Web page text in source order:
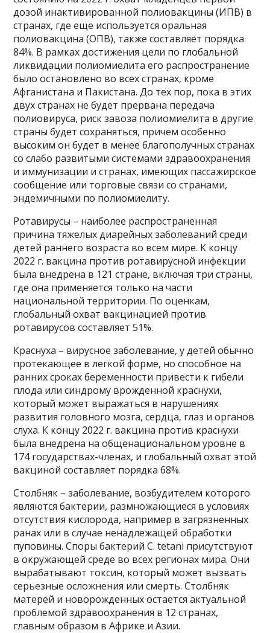
дозой инактивированной полиовакцины (ИПВ) в
странах, где еще используется оральная
полиовакцина (ОПВ), также составляет порядка
84%. В рамках достижения цели по глобальной
ликвидации полиомиелита его распространение
было остановлено во всех странах, кроме
Афганистана и Пакистана. До тех пор, пока в этих
двух странах не будет прервана передача
полиовируса, риск завоза полиомиелита в другие
страны будет сохраняться, причем особенно
высоким он будет в менее благополучных странах
со слабо развитыми системами здравоохранения
и иммунизации и странах, имеющих пассажирское
сообщение или торговые связи со странами,
эндемичными по полиомиелиту.
Ротавирусы – наиболее распространенная
причина тяжелых диарейных заболеваний среди
детей раннего возраста во всем мире. К концу
2022 г. вакцина против ротавирусной инфекции
была внедрена в 121 стране, включая три страны,
где она применяется только на части
национальной территории. По оценкам,
глобальный охват вакцинацией против
ротавирусов составляет 51%.
Краснуха – вирусное заболевание, у детей обычно
протекающее в легкой форме, но способное на
ранних сроках беременности привести к гибели
плода или синдрому врожденной краснухи,
который может выражаться в нарушениях
развития головного мозга, сердца, глаз и органов
слуха. К концу 2022 г. вакцина против краснухи
была внедрена на общенациональном уровне в
174 государствах-членах, и глобальный охват этой
вакциной составляет порядка 68%.
Столбняк – заболевание, возбудителем которого
являются бактерии, размножающиеся в условиях
отсутствия кислорода, например в загрязненных
ранах или в случае ненадлежащей обработки
пуповины. Споры бактерий C. tetani присутствуют
в окружающей среде во всех регионах мира. Они
вырабатывают токсин, который может вызвать
серьезные осложнения или смерть. Столбняк
матерей и новорожденных остается актуальной
проблемой здравоохранения в 12 странах,
главным образом в Африке и Азии.